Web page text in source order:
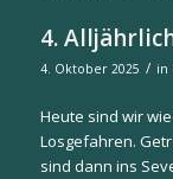
4.
4. Oktober 2025 / in
Heute sind wir
Losgefahren.
sind dann ins